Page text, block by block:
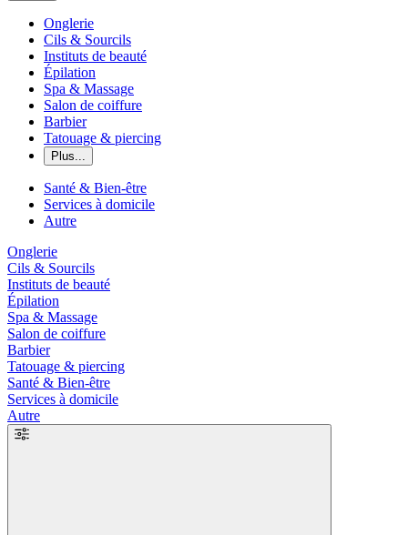
Onglerie
Cils & Sourcils
Instituts de beauté
Épilation
Spa & Massage
Salon de coiffure
Barbier
Tatouage & piercing
Plus...
Santé & Bien-être
Services à domicile
Autre
Onglerie
Cils & Sourcils
Instituts de beauté
Épilation
Spa & Massage
Salon de coiffure
Barbier
Tatouage & piercing
Santé & Bien-être
Services à domicile
Autre